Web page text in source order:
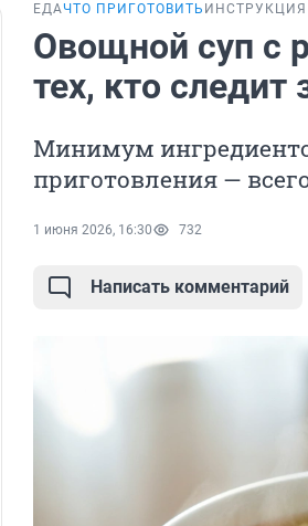
ЕДАЧТО ПРИГОТОВИТЬ ИНСТРУКЦИЯ
Овощной суп с
тех, кто следит
Минимум
приготовления —
1 июня 2026, 16:30 732
Написать комментарий